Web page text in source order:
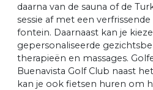
daarna van de sauna of de
sessie af met een
fontein. Daarnaast kan je
gepersonaliseerde
therapieën en massages.
Buenavista Golf Club naast
kan je ook fietsen huren om